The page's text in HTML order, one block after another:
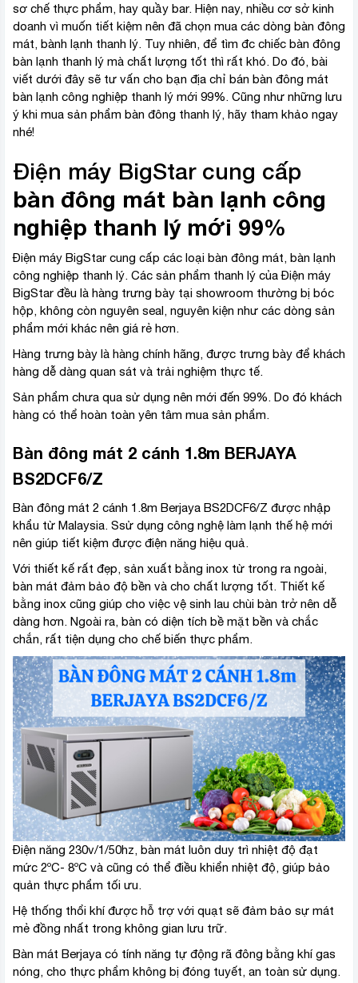
sơ chế thực phẩm, hay quầy bar. Hiện nay, nhiều cơ sở kinh
doanh vì muốn tiết kiệm nên đã chọn mua các dòng bàn đông
mát, bành lạnh thanh lý. Tuy nhiên, để tìm đc chiếc bàn đông
bàn lạnh thanh lý mà chất lượng tốt thì rất khó. Do đó, bài
viết dưới đây sẽ tư vấn cho bạn địa chỉ bán bàn đông mát
bàn lạnh công nghiệp thanh lý mới 99%. Cũng như những lưu
ý khi mua sản phẩm bàn đông thanh lý, hãy tham khảo ngay
nhé!
Điện máy BigStar cung cấp
bàn đông mát bàn lạnh công
nghiệp thanh lý mới 99%
Điện máy BigStar cung cấp các loại bàn đông mát, bàn lạnh
công nghiệp thanh lý. Các sản phẩm thanh lý của Điện máy
BigStar đều là hàng trưng bày tại showroom thường bị bóc
hộp, không còn nguyên seal, nguyên kiện như các dòng sản
phẩm mới khác nên giá rẻ hơn.
Hàng trưng bày là hàng chính hãng, được trưng bày để khách
hàng dễ dàng quan sát và trải nghiệm thực tế.
Sản phẩm chưa qua sử dụng nên mới đến 99%. Do đó khách
hàng có thể hoàn toàn yên tâm mua sản phẩm.
Bàn đông mát 2 cánh 1.8m BERJAYA
BS2DCF6/Z
Bàn đông mát 2 cánh 1.8m Berjaya BS2DCF6/Z được nhập
khẩu từ Malaysia. Ssử dụng công nghệ làm lạnh thế hệ mới
nên giúp tiết kiệm được điện năng hiệu quả.
Với thiết kế rất đẹp, sản xuất bằng inox từ trong ra ngoài,
bàn mát đảm bảo độ bền và cho chất lượng tốt. Thiết kế
bằng inox cũng giúp cho việc vệ sinh lau chùi bàn trở nên dễ
dàng hơn. Ngoài ra, bàn có diện tích bề mặt bền và chắc
chắn, rất tiện dụng cho chế biến thực phẩm.
Điện năng 230v/1/50hz, bàn mát luôn duy trì nhiệt độ đạt
mức 2ºC- 8ºC và cũng có thể điều khiển nhiệt độ, giúp bảo
quản thực phẩm tối ưu.
Hệ thống thổi khí được hỗ trợ với quạt sẽ đảm bảo sự mát
mẻ đồng nhất trong không gian lưu trữ.
Bàn mát Berjaya có tính năng tự động rã đông bằng khí gas
nóng, cho thực phẩm không bị đóng tuyết, an toàn sử dụng.